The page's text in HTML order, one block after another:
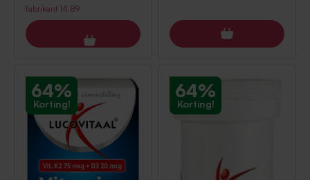
fabrikant 14,89
64%
Korting!
64%
Korting!